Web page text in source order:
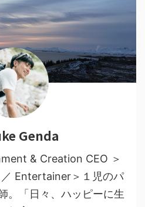
Genda
& Creation CEO ＞
／ Entertainer＞１児のパ
。「日々、ハッピーに生